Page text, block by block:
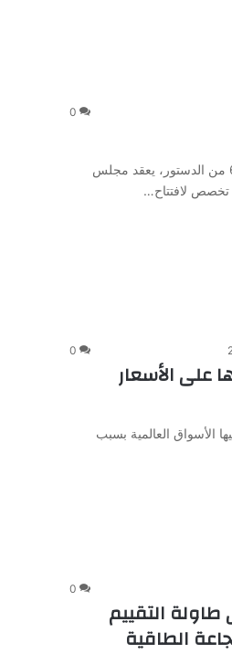
0
بقلم/ ربيع كنفودي طبقا لمقتضيات الفصل 65 من الدستور، يعقد مجلس
0
على الأسعار
الأسواق العالمية بسبب
0
التقييم
الطاقية